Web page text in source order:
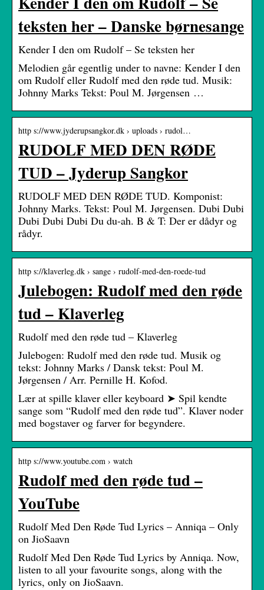
teksten her – Danske børnesange
Kender I den om Rudolf – Se teksten her
Melodien går egentlig under to navne: Kender I den
om Rudolf eller Rudolf med den røde tud. Musik:
Johnny Marks Tekst: Poul M. Jørgensen …
http s://www.jyderupsangkor.dk › uploads › rudol…
RUDOLF MED DEN RØDE
TUD – Jyderup Sangkor
RUDOLF MED DEN RØDE TUD. Komponist:
Johnny Marks. Tekst: Poul M. Jørgensen. Dubi Dubi
Dubi Dubi Dubi Du du-ah. B & T: Der er dådyr og
rådyr.
http s://klaverleg.dk › sange › rudolf-med-den-roede-tud
Julebogen: Rudolf med den røde
tud – Klaverleg
Rudolf med den røde tud – Klaverleg
Julebogen: Rudolf med den røde tud. Musik og
tekst: Johnny Marks / Dansk tekst: Poul M.
Jørgensen / Arr. Pernille H. Kofod.
Lær at spille klaver eller keyboard ➤ Spil kendte
sange som “Rudolf med den røde tud”. Klaver noder
med bogstaver og farver for begyndere.
http s://www.youtube.com › watch
Rudolf med den røde tud –
YouTube
Rudolf Med Den Røde Tud Lyrics – Anniqa – Only
on JioSaavn
Rudolf Med Den Røde Tud Lyrics by Anniqa. Now,
listen to all your favourite songs, along with the
lyrics, only on JioSaavn.